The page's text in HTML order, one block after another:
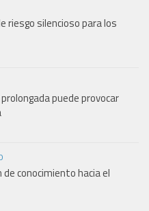
riesgo silencioso para los
puede provocar
de conocimiento hacia el